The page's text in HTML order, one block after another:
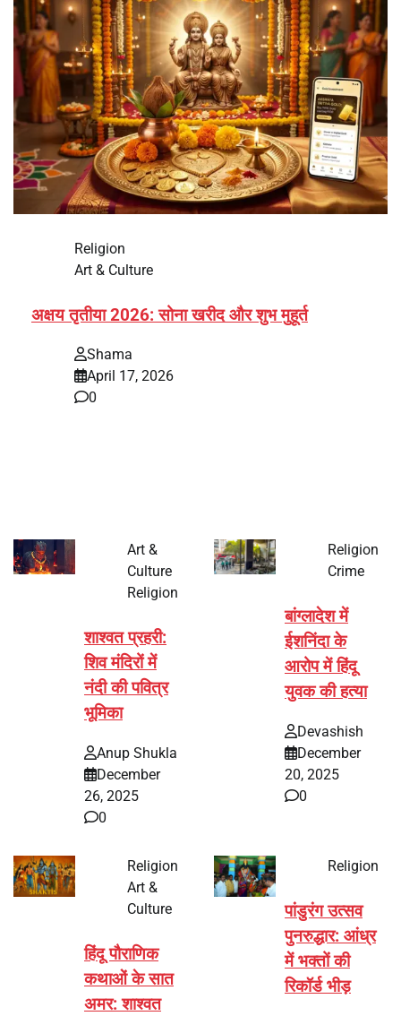
Religion
Art & Culture
अक्षय तृतीया 2026: सोना खरीद और शुभ मुहूर्त
Shama
April 17, 2026
0
Art &
Culture
Religion
शाश्वत प्रहरी:
शिव मंदिरों में
नंदी की पवित्र
भूमिका
Anup Shukla
December
26, 2025
0
Religion
Crime
बांग्लादेश में
ईशनिंदा के
आरोप में हिंदू
युवक की हत्या
Devashish
December
20, 2025
0
Religion
Art &
Culture
हिंदू पौराणिक
कथाओं के सात
अमर: शाश्वत
Religion
पांडुरंग उत्सव
पुनरुद्धार: आंध्र
में भक्तों की
रिकॉर्ड भीड़